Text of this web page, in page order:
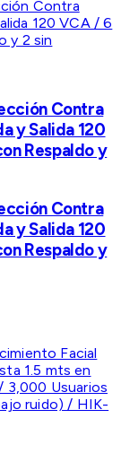
Contra
y Salida 120
Respaldo y
Contra
y Salida 120
Respaldo y